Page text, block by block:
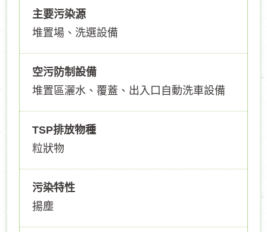
主要污染源
堆置場、洗選設備
空污防制設備
堆置區灑水、覆蓋、出入口自動洗車設備
TSP排放物種
粒狀物
污染特性
揚塵